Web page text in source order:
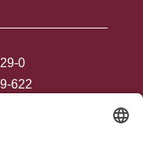
0
622